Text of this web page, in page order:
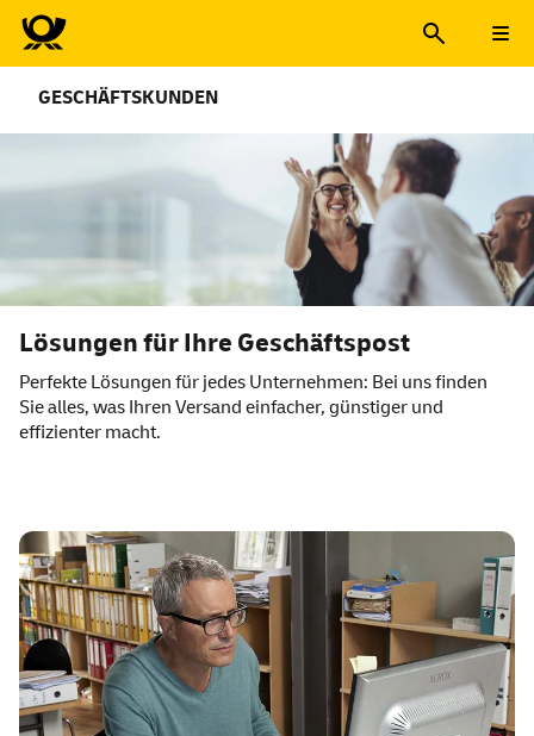
GESCHÄFTSKUNDEN
Lösungen für Ihre Geschäftspost
Perfekte Lösungen für jedes Unternehmen: Bei uns finden
Sie alles, was Ihren Versand einfacher, günstiger und
effizienter macht.
Lösungen für Ihre
Navigation